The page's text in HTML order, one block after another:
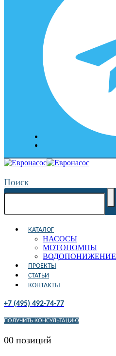
Поиск
КАТАЛОГ
НАСОСЫ
МОТОПОМПЫ
ВОДОПОНИЖЕНИЕ
ПРОЕКТЫ
СТАТЬИ
КОНТАКТЫ
+7 (495) 492-74-77
ПОЛУЧИТЬ КОНСУЛЬТАЦИЮ
00 позиций